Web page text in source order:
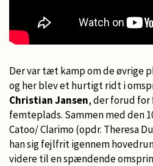
Der var tæt kamp om de øvrige
og her blev et hurtigt ridt i
Christian Jansen, der forud for
femteplads. Sammen med den
Catoo/ Clarimo (opdr. Theresa
han sig fejlfrit igennem
videre til en spændende